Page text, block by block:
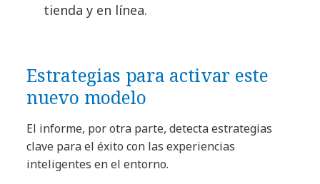
tienda y en línea.
Estrategias para activar este
nuevo modelo
El informe, por otra parte, detecta estrategias
clave para el éxito con las experiencias
inteligentes en el entorno.